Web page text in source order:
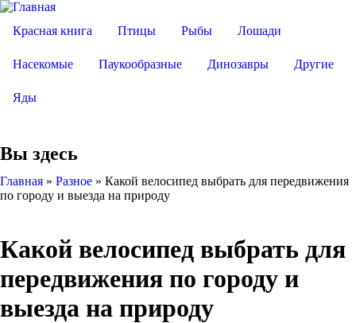
Красная книга Птицы Рыбы Лошади
Насекомые Паукообразные Динозавры Другие
Яды
Вы здесь
Главная » Разное » Какой велосипед выбрать для передвижения
по городу и выезда на природу
Какой велосипед выбрать для
передвижения по городу и
выезда на природу